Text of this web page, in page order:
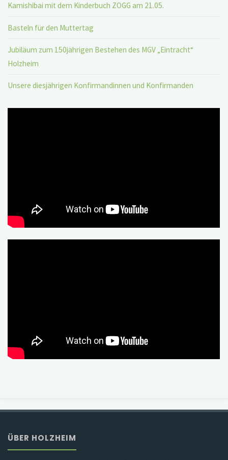
Kamishibai mit dem Kinderbuch ZOGG am 21.05.
Basteln für den Muttertag
Jubiläum zum 150jährigen Bestehen des MGV „Eintracht“
Holzheim
Unsere diesjährigen Konfirmandinnen und Konfirmanden
ÜBER HOLZHEIM